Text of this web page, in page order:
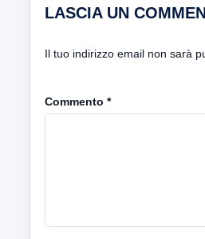
LASCIA UN
Il tuo indirizzo email non sarà
Commento *